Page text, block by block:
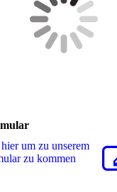
um zu unserem
zu kommen